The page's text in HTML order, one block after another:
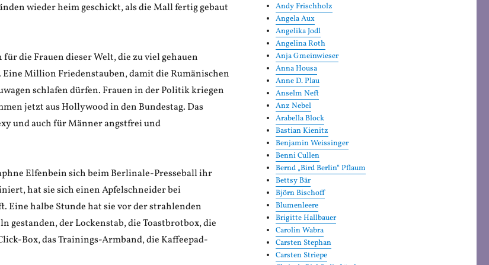
wieder heim geschickt, als die Mall fertig gebaut
die Frauen dieser Welt, die zu viel gehauen
Million Friedenstauben, damit die Rumänischen
schlafen dürfen. Frauen in der Politik kriegen
jetzt aus Hollywood in den Bundestag. Das
und auch für Männer angstfrei und
Elfenbein sich beim Berlinale-Presseball ihr
hat sie sich einen Apfelschneider bei
Eine halbe Stunde hat sie vor der strahlenden
gestanden, der Lockenstab, die Toastbrotbox, die
Box, das Trainings-Armband, die Kaffeepad-
Andy Frischholz
Angela Aux
Angelika Jodl
Angelina Roth
Anja Gmeinwieser
Anna Housa
Anne D. Plau
Anselm Neft
Anz Nebel
Arabella Block
Bastian Kienitz
Benjamin Weissinger
Benni Cullen
Bernd „Bird Berlin“ Pflaum
Bettsy Bär
Björn Bischoff
Blumenleere
Brigitte Hallbauer
Carolin Wabra
Carsten Stephan
Carsten Striepe